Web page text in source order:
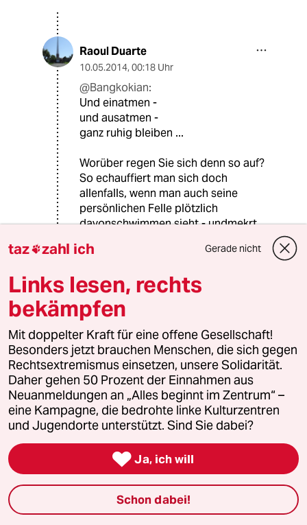
Raoul Duarte
10.05.2014, 00:18 Uhr
@Bangkokian:
Und einatmen -
und ausatmen -
ganz ruhig bleiben ...
Worüber regen Sie sich denn so auf?
So echauffiert man sich doch
allenfalls, wenn man auch seine
persönlichen Felle plötzlich
davonschwimmen sieht - undmekrt,
hat, oder?
DieMehrheitvon Thailand wird "in
Geiselhaft genommen"? Wie denn
das? Indem ein paar wenige Straßen
in der Hauptstadt stundenweise
blockiert werden? Ja, und? Das
erleben alle Hauptstädte dieser Welt
immer und immer wieder. Und die
friedlichen Demonstranten haben ja
einen ersten Erfolg eingefahren.
Also alles okay. Die Marionette hat
"gefehlt", Unrecht getan und gegen
Gesetze verstoßen - Yingluck kann
Schritt weiter in Richtung Demokratie
- trotz aller Versuche der sog. "Roten"
taz zahl ich Gerade nicht
Links lesen, rechts
bekämpfen
Mit doppelter Kraft für eine offene Gesellschaft!
Besonders jetzt brauchen Menschen, die sich gegen
Rechtsextremismus einsetzen, unsere Solidarität.
Daher gehen 50 Prozent der Einnahmen aus
Neuanmeldungen an „Alles beginnt im Zentrum“ –
eine Kampagne, die bedrohte linke Kulturzentren
und Jugendorte unterstützt. Sind Sie dabei?
 Ja, ich will
Schon dabei!